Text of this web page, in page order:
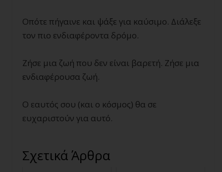
Οπότε πήγαινε και ψάξε για καύσιμο. Διάλεξε
τον πιο ενδιαφέροντα δρόμο.
Ζήσε μια ζωή που δεν είναι βαρετή. Ζήσε μια
ενδιαφέρουσα ζωή.
Ο εαυτός σου (και ο κόσμος) θα σε
ευχαριστούν για αυτό.
Σχετικά Άρθρα